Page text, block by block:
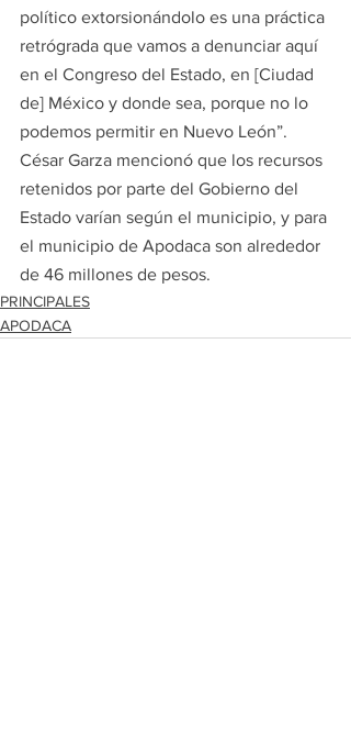
político extorsionándolo es una práctica
retrógrada que vamos a denunciar aquí
en el Congreso del Estado, en [Ciudad
de] México y donde sea, porque no lo
podemos permitir en Nuevo León”.
César Garza mencionó que los recursos
retenidos por parte del Gobierno del
Estado varían según el municipio, y para
el municipio de Apodaca son alrededor
de 46 millones de pesos.
PRINCIPALES
APODACA